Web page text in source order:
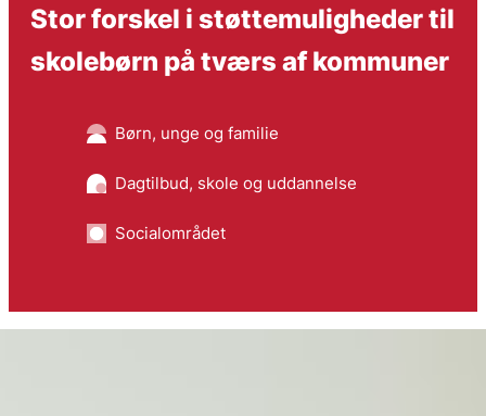
Stor forskel i støttemuligheder til
skolebørn på tværs af kommuner
Børn, unge og familie
Dagtilbud, skole og uddannelse
Socialområdet